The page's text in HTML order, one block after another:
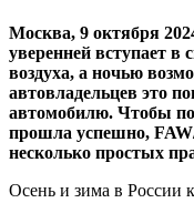
Москва, 9 октября
уверенней вступает в
воздуха, а ночью
автовладельцев это
автомобилю. Чтобы
прошла успешно,
несколько простых
Осень и зима в России